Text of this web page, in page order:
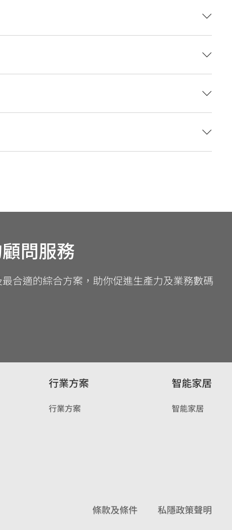
問服務
合適的綜合方案，助你促進生產力及業務數碼
行業方案
行業方案
智能家居
智能家居
條款及條件 私隱政策聲明